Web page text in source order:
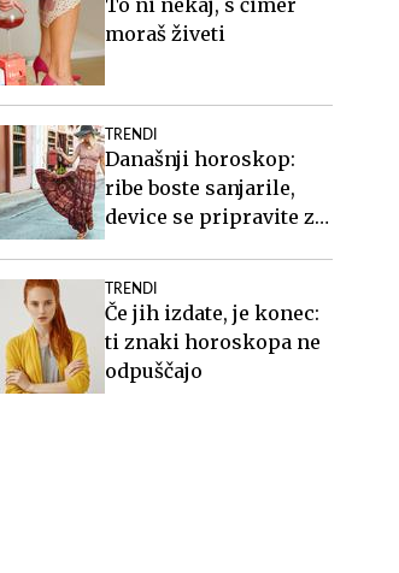
To ni nekaj, s čimer
moraš živeti
TRENDI
Današnji horoskop:
ribe boste sanjarile,
device se pripravite za
TRENDI
Če jih izdate, je konec:
ti znaki horoskopa ne
odpuščajo